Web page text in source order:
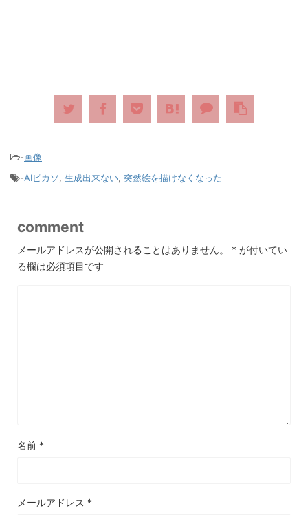
-画像
-AIピカソ, 生成出来ない, 突然絵を描けなくなった
comment
メールアドレスが公開されることはありません。 * が付いてい
る欄は必須項目です
名前 *
メールアドレス *